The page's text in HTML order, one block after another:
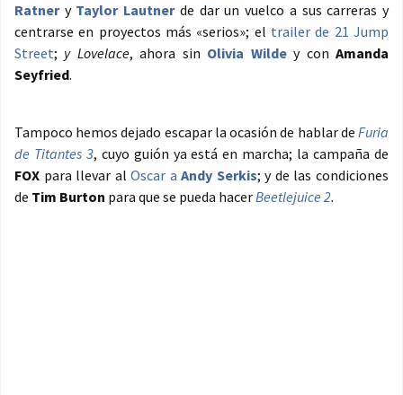
Ratnery Taylor Lautnerde dar un vuelco a sus carreras y
centrarse en proyectos más «serios»; el trailer de 21 Jump
Street; y Lovelace, ahora sin Olivia Wildey conAmanda
Seyfried.
Tampoco hemos dejado escapar la ocasión de hablar de Furia
de Titantes 3, cuyo guión ya está en marcha; la campaña de
FOX para llevar alOscar aAndy Serkis; y de las condiciones
de Tim Burton para que se pueda hacerBeetlejuice 2.